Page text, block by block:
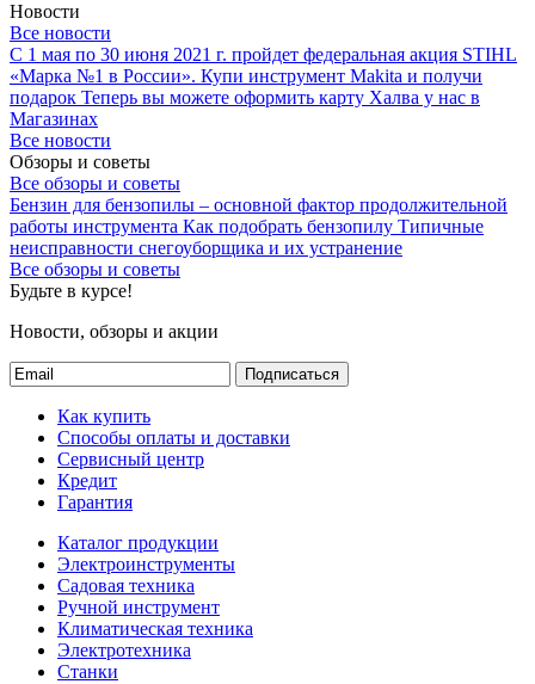
Новости
Все новости
С 1 мая по 30 июня 2021 г. пройдет федеральная акция STIHL
«Марка №1 в России». Купи инструмент Makita и получи
подарок Теперь вы можете оформить карту Халва у нас в
Магазинах
Все новости
Обзоры и советы
Все обзоры и советы
Бензин для бензопилы – основной фактор продолжительной
работы инструмента Как подобрать бензопилу Типичные
неисправности снегоуборщика и их устранение
Все обзоры и советы
Будьте в курсе!
Новости, обзоры и акции
Подписаться
Как купить
Способы оплаты и доставки
Сервисный центр
Кредит
Гарантия
Каталог продукции
Электроинструменты
Садовая техника
Ручной инструмент
Климатическая техника
Электротехника
Станки